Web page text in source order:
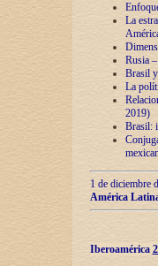
La
Rusia
Brasil
La
2019)
Brasil:
1 de diciembre
América
Iberoamérica